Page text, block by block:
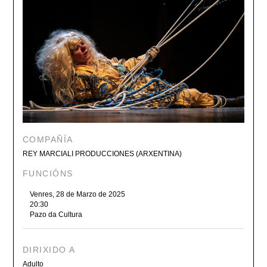
COMPAÑÍA
REY MARCIALI PRODUCCIONES (ARXENTINA)
FUNCIÓNS
Venres, 28 de Marzo de 2025
20:30
Pazo da Cultura
DIRIXIDO A
Adulto